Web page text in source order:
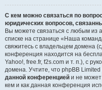
С кем можно связаться по
юридических вопросов,
Вы можете связаться с любым из
списке на странице «Наша
свяжитесь с владельцем домена
конференция находится на
Yahoo!, free.fr, f2s.com и т. п.), с
домена. Учтите, что phpBB Limited
данной конференцией и не может
кем и как данная конференция